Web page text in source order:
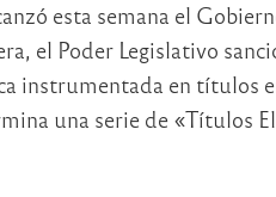
esta semana el
el Poder Legislativo
instrumentada en títulos
una serie de «Títulos